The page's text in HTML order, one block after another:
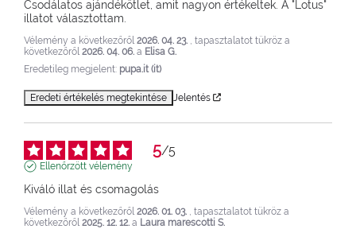
Csodálatos ajándékötlet, amit nagyon értékeltek. A "Lotus"
illatot választottam.
Vélemény a következőről 2026. 04. 23.
, tapasztalatot tükröz a
következőről 2026. 04. 06. a Elisa G.
Eredetileg megjelent: pupa.it (it)
Eredeti értékelés megtekintése Jelentés
5/5
Ellenőrzött vélemény
Kiváló illat és csomagolás
Vélemény a következőről 2026. 01. 03.
, tapasztalatot tükröz a
következőről 2025. 12. 12. a Laura marescotti S.